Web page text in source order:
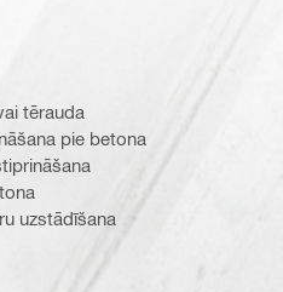
tērauda
pie betona
uzstādīšana